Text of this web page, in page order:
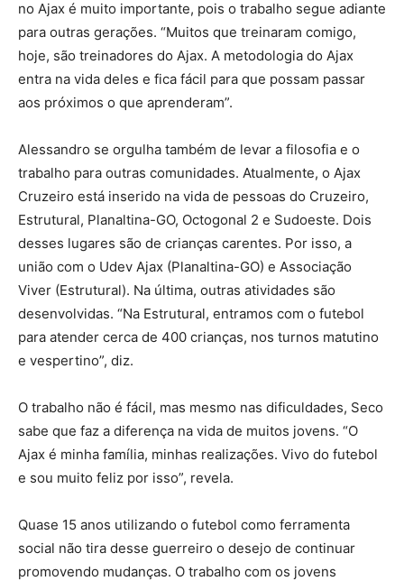
no Ajax é muito importante, pois o trabalho segue adiante
para outras gerações. “Muitos que treinaram comigo,
hoje, são treinadores do Ajax. A metodologia do Ajax
entra na vida deles e fica fácil para que possam passar
aos próximos o que aprenderam”.
Alessandro se orgulha também de levar a filosofia e o
trabalho para outras comunidades. Atualmente, o Ajax
Cruzeiro está inserido na vida de pessoas do Cruzeiro,
Estrutural, Planaltina-GO, Octogonal 2 e Sudoeste. Dois
desses lugares são de crianças carentes. Por isso, a
união com o Udev Ajax (Planaltina-GO) e Associação
Viver (Estrutural). Na última, outras atividades são
desenvolvidas. “Na Estrutural, entramos com o futebol
para atender cerca de 400 crianças, nos turnos matutino
e vespertino”, diz.
O trabalho não é fácil, mas mesmo nas dificuldades, Seco
sabe que faz a diferença na vida de muitos jovens. “O
Ajax é minha família, minhas realizações. Vivo do futebol
e sou muito feliz por isso”, revela.
Quase 15 anos utilizando o futebol como ferramenta
social não tira desse guerreiro o desejo de continuar
promovendo mudanças. O trabalho com os jovens